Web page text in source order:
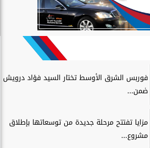
فوربس الشرق الأوسط تختار السيد فؤاد درويش
ضمن...
مزايا تفتتح مرحلة جديدة من توسعاتها بإطلاق
مشروع...